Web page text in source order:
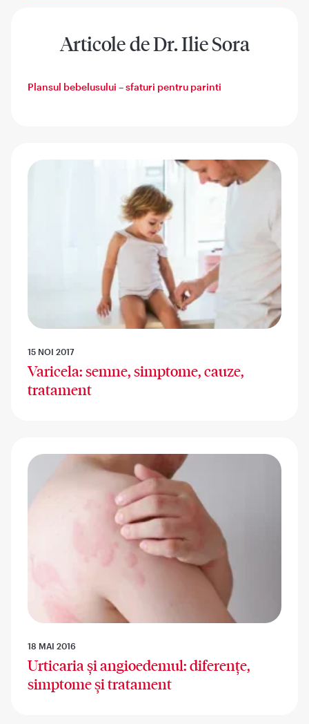
Articole de Dr. Ilie Sora
Plansul bebelusului – sfaturi pentru parinti
15 NOI 2017
Varicela: semne, simptome, cauze,
tratament
18 MAI 2016
Urticaria și angioedemul: diferențe,
simptome și tratament